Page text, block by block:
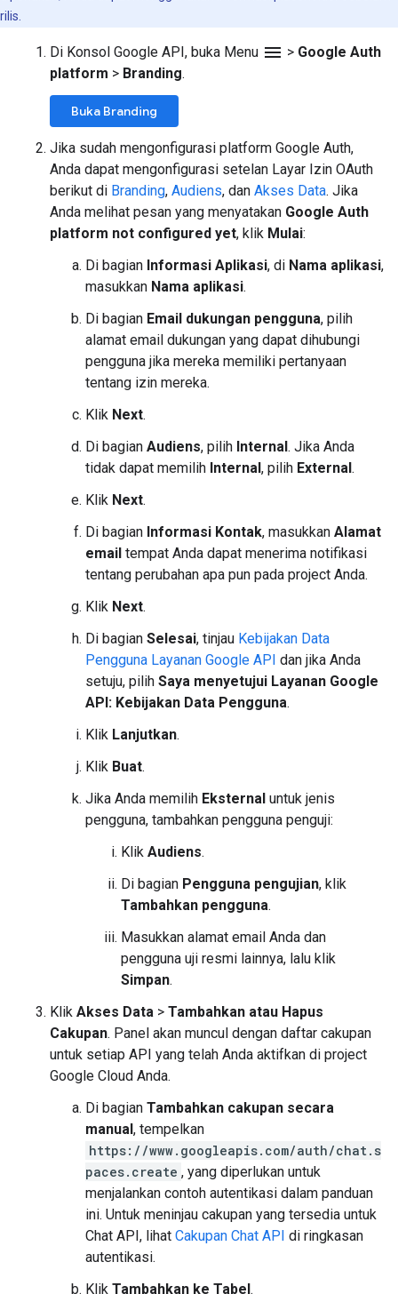
rilis.
Di Konsol Google API, buka Menu menu > Google Auth
platform > Branding.
Buka Branding
Jika sudah mengonfigurasi platform Google Auth,
Anda dapat mengonfigurasi setelan Layar Izin OAuth
berikut di Branding, Audiens, dan Akses Data. Jika
Anda melihat pesan yang menyatakan Google Auth
platform not configured yet, klik Mulai:
Di bagian Informasi Aplikasi, di Nama aplikasi,
masukkan Nama aplikasi.
Di bagian Email dukungan pengguna, pilih
alamat email dukungan yang dapat dihubungi
pengguna jika mereka memiliki pertanyaan
tentang izin mereka.
Klik Next.
Di bagian Audiens, pilih Internal. Jika Anda
tidak dapat memilih Internal, pilih External.
Klik Next.
Di bagian Informasi Kontak, masukkan Alamat
email tempat Anda dapat menerima notifikasi
tentang perubahan apa pun pada project Anda.
Klik Next.
Di bagian Selesai, tinjau Kebijakan Data
Pengguna Layanan Google API dan jika Anda
setuju, pilih Saya menyetujui Layanan Google
API: Kebijakan Data Pengguna.
Klik Lanjutkan.
Klik Buat.
Jika Anda memilih Eksternal untuk jenis
pengguna, tambahkan pengguna penguji:
Klik Audiens.
Di bagian Pengguna pengujian, klik
Tambahkan pengguna.
Masukkan alamat email Anda dan
pengguna uji resmi lainnya, lalu klik
Simpan.
Klik Akses Data > Tambahkan atau Hapus
Cakupan. Panel akan muncul dengan daftar cakupan
untuk setiap API yang telah Anda aktifkan di project
Google Cloud Anda.
Di bagian Tambahkan cakupan secara
manual, tempelkan
https://www.googleapis.com/auth/chat.s
paces.create , yang diperlukan untuk
menjalankan contoh autentikasi dalam panduan
ini. Untuk meninjau cakupan yang tersedia untuk
Chat API, lihat Cakupan Chat API di ringkasan
autentikasi.
Klik Tambahkan ke Tabel.